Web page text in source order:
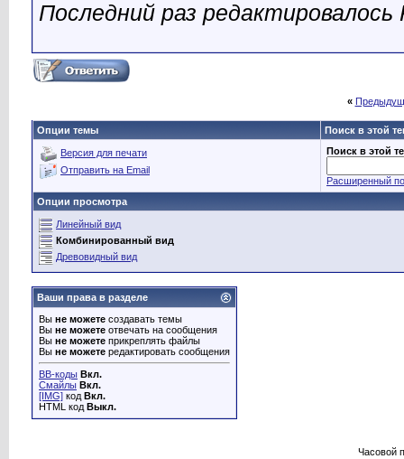
Последний раз
«
Опции темы Поиск в этой
Версия для печати
Отправить на Email
Поиск в этой
Расширенный
Опции просмотра
Линейный вид
Комбинированный вид
Древовидный вид
Ваши права в разделе
Вы не можете создавать темы
Вы не можете отвечать на сообщения
Вы не можете прикреплять файлы
Вы не можете редактировать сообщения
BB-коды Вкл.
Смайлы Вкл.
[IMG] код Вкл.
HTML код Выкл.
Часовой